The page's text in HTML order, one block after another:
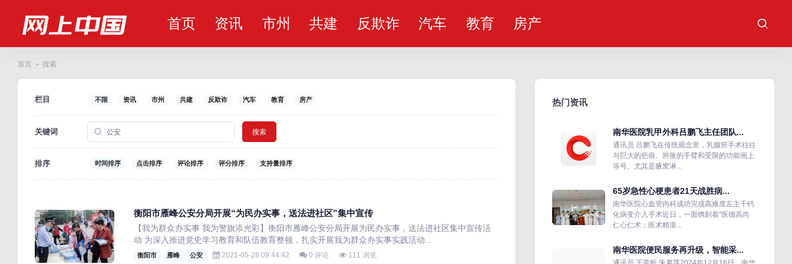
首页 资讯 市州 共建 反欺诈 汽车 教育 房产
首页 搜索
栏目 不限 资讯 市州 共建 反欺诈 汽车 教育 房产
关键词 搜索
排序 时间排序 点击排序 评论排序 评分排序 支持量排序
衡阳市雁峰公安分局开展“为民办实事，送法进社区”集中宣传
【我为群众办实事 我为警旗添光彩】衡阳市雁峰公安分局开展为民办实事，送法进社区集中宣传活
动 为深入推进党史学习教育和队伍教育整顿，扎实开展我为群众办实事实践活动...
衡阳市 雁峰 公安 2021-05-28 09:44:42 0 评论 111 浏览
热门资讯
南华医院乳甲外科吕鹏飞主任团队...
通讯员 吕鹏飞在传统观念里，乳腺癌手术往往
与巨大的疤痕、肿胀的手臂和受限的功能画上
等号。尤其是腋窝淋...
65岁急性心梗患者21天战胜病...
南华医院心血管内科成功完成高难度左主干钙
化病变介入手术近日，一面镌刻着“医德高尚
仁心仁术；医术精湛...
南华医院便民服务再升级，智能采...